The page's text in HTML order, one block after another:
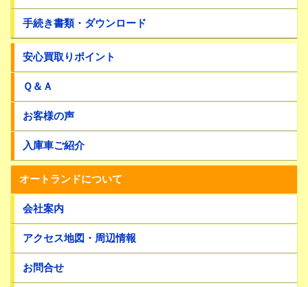
手続き書類・ダウンロード
安心買取りポイント
Ｑ＆Ａ
お客様の声
入庫車ご紹介
オートランドについて
会社案内
アクセス地図・周辺情報
お問合せ